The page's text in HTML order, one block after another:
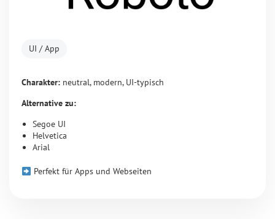
UI / App
Charakter: neutral, modern, UI-typisch
Alternative zu:
Segoe UI
Helvetica
Arial
Perfekt für Apps und Webseiten